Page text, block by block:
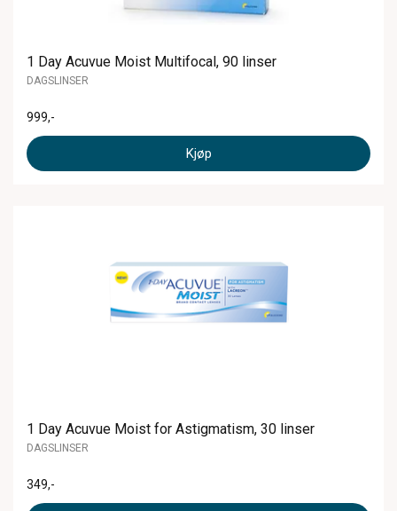
1 Day Acuvue Moist Multifocal, 90 linser
DAGSLINSER
999,-
Kjøp
1 Day Acuvue Moist for Astigmatism, 30 linser
DAGSLINSER
349,-